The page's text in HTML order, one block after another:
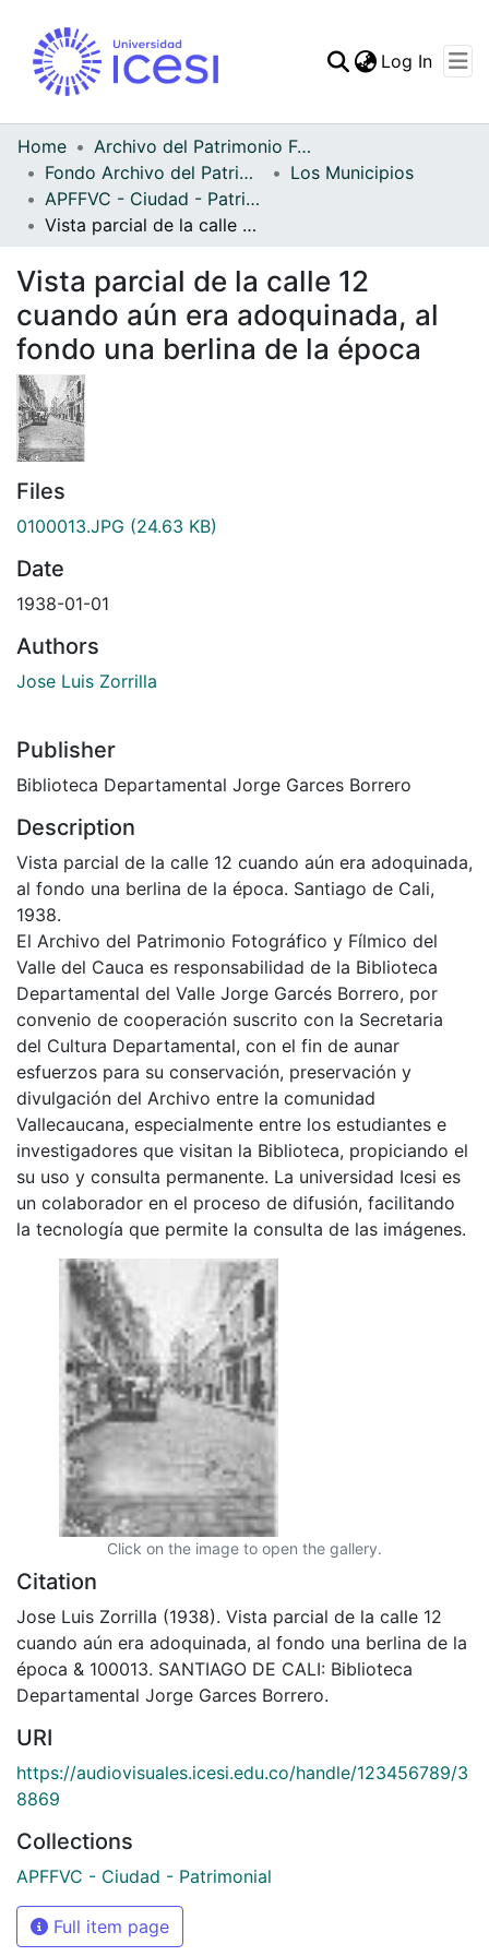
Statistics
Log In
Home
Archivo del Patrimonio Fotográfico y Fílmico del Valle del Cauca
Fondo Archivo del Patrimonio Fotográfico y Fílmico del Valle del Cauca
Los Municipios
APFFVC - Ciudad - Patrimonial
Vista parcial de la calle 12 cuando aún era adoquinada, al fondo una berlina de la época
Vista parcial de la calle 12
cuando aún era adoquinada, al
fondo una berlina de la época
Files
0100013.JPG (24.63 KB)
Date
1938-01-01
Authors
Jose Luis Zorrilla
Publisher
Biblioteca Departamental Jorge Garces Borrero
Description
Vista parcial de la calle 12 cuando aún era adoquinada,
al fondo una berlina de la época. Santiago de Cali,
1938.
El Archivo del Patrimonio Fotográfico y Fílmico del
Valle del Cauca es responsabilidad de la Biblioteca
Departamental del Valle Jorge Garcés Borrero, por
convenio de cooperación suscrito con la Secretaria
del Cultura Departamental, con el fin de aunar
esfuerzos para su conservación, preservación y
divulgación del Archivo entre la comunidad
Vallecaucana, especialmente entre los estudiantes e
investigadores que visitan la Biblioteca, propiciando el
su uso y consulta permanente. La universidad Icesi es
un colaborador en el proceso de difusión, facilitando
la tecnología que permite la consulta de las imágenes.
Click on the image to open the gallery.
Citation
Jose Luis Zorrilla (1938). Vista parcial de la calle 12
cuando aún era adoquinada, al fondo una berlina de la
época & 100013. SANTIAGO DE CALI: Biblioteca
Departamental Jorge Garces Borrero.
URI
https://audiovisuales.icesi.edu.co/handle/123456789/3
8869
Collections
APFFVC - Ciudad - Patrimonial
Full item page